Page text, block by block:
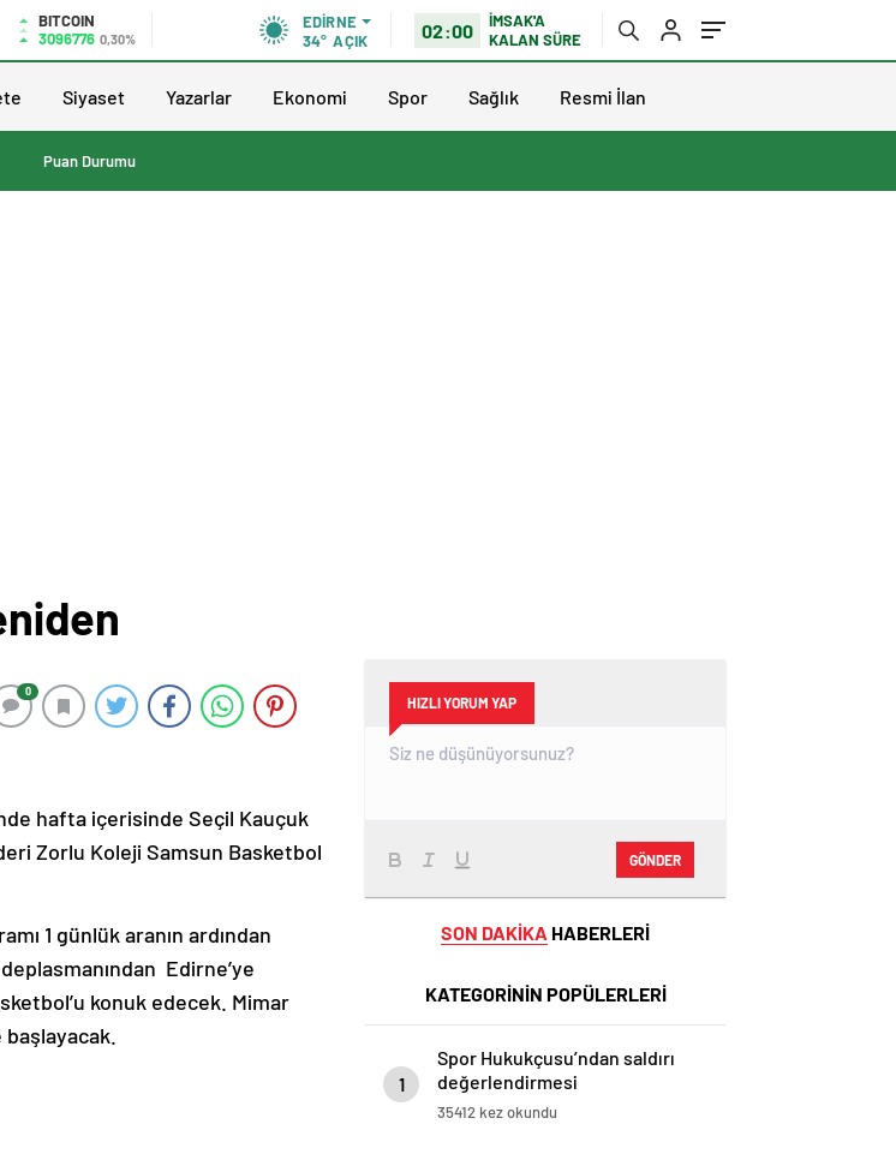
BITCOIN
3096776 0,30%
EDIRNE
34° AÇIK 02:00
İMSAK'A
KALAN SÜRE
Siyaset Yazarlar Ekonomi Spor Sağlık Resmi İlan
Puan Durumu
0
hafta içerisinde Seçil Kauçuk
Zorlu Koleji Samsun Basketbol
1 günlük aranın ardından
Edirne’ye
konuk edecek. Mimar
başlayacak.
HIZLI YORUM YAP
GÖNDER
SON DAKİKA HABERLERİ
KATEGORİNİN POPÜLERLERİ
1
Spor Hukukçusu’ndan saldırı
değerlendirmesi
35412 kez okundu